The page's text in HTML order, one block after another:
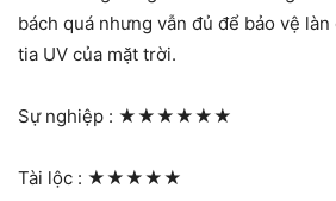
bách quá nhưng vẫn đủ để bảo vệ
tia UV của mặt trời.
Sự nghiệp : ★★★★★★
Tài lộc : ★★★★★